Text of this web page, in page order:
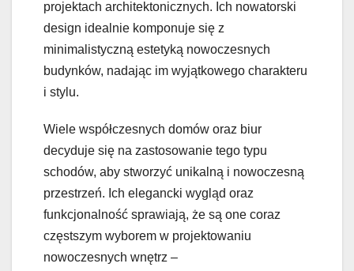
projektach architektonicznych. Ich nowatorski
design idealnie komponuje się z
minimalistyczną estetyką nowoczesnych
budynków, nadając im wyjątkowego charakteru
i stylu.
Wiele współczesnych domów oraz biur
decyduje się na zastosowanie tego typu
schodów, aby stworzyć unikalną i nowoczesną
przestrzeń. Ich elegancki wygląd oraz
funkcjonalność sprawiają, że są one coraz
częstszym wyborem w projektowaniu
nowoczesnych wnętrz –